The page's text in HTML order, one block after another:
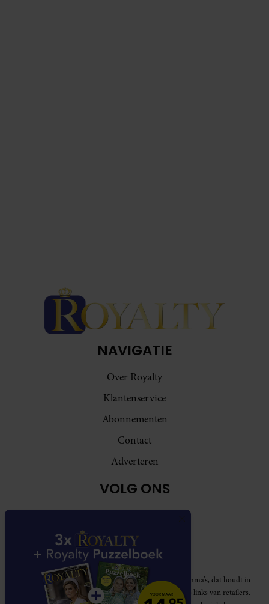
NAVIGATIE
Over Royalty
Klantenservice
Abonnementen
Contact
Adverteren
VOLG ONS
Royalty participeert in diverse affiliate marketing programma’s, dat houdt in
dat Royalty commissies ontvangt voor aankopen middels links van retailers.